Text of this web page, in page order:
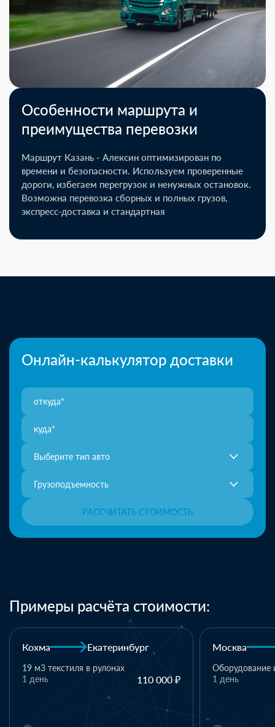
Особенности маршрута и
преимущества перевозки
Маршрут Казань - Алексин оптимизирован по
времени и безопасности. Используем проверенные
дороги, избегаем перегрузок и ненужных остановок.
Возможна перевозка сборных и полных грузов,
экспресс-доставка и стандартная
Онлайн-калькулятор доставки
Выберите тип авто
Грузоподъемность
РАССЧИТАТЬ СТОИМОСТЬ
Примеры расчёта стоимости:
Москва Казань
Оборудование и комплектующие
110 000 ₽
1 день
Казань
1 паллет -